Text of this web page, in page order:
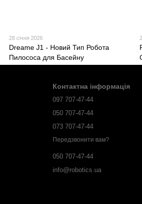
28 січня 2026
Dreame J1 - Новий Тип Робота
Пилососа для Басейну
Контактна інформація
097 707-47-44
050 707-47-44
073 707-47-44
Передзвонити вам?
050 707-47-44
info@robotics.ua